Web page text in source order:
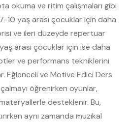
okuma ve ritim çalışmaları gibi
10 yaş arası çocuklar için daha
ve ileri düzeyde repertuar
yaş arası çocuklar için ise daha
ve performans tekniklerini
Eğlenceli ve Motive Edici Ders
öğrenirken oyunlar,
desteklenir. Bu,
aynı zamanda müzikal